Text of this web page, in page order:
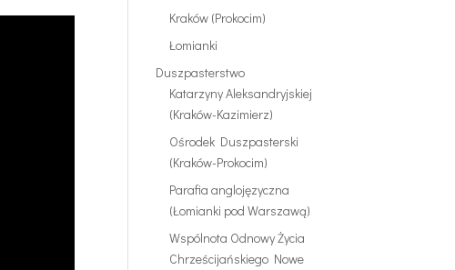
Kraków (Prokocim)
Łomianki
Duszpasterstwo
Katarzyny Aleksandryjskiej
(Kraków-Kazimierz)
Ośrodek Duszpasterski
(Kraków-Prokocim)
Parafia anglojęzyczna
(Łomianki pod Warszawą)
Wspólnota Odnowy Życia
Chrześcijańskiego Nowe